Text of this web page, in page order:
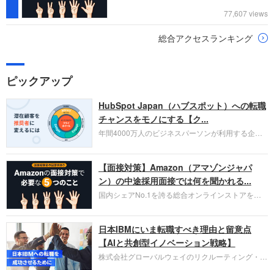
77,607 views
総合アクセスランキング
ピックアップ
HubSpot Japan（ハブスポット）への転職
チャンスをモノにする【ク...
年間4000万人のビジネスパーソンが利用する企業
お勧めするイチオシ企業をご紹介します。今回はク
ラウド型CRMプラットフォームを提供する
HubSpot Japan（ハブスポット・ジャパン）株式会
社です。採用面接対策の企業研究にご活用くださ
い。
【面接対策】Amazon（アマゾンジャパ
ン）の中途採用面接では何を聞かれる...
国内シェアNo.1を誇る総合オンラインストアを運
圧倒的な存在感を持つAmazon。中途採用面接では
過去の具体的な業務成果やリーダーシップの発揮、
失敗からの学びが重視され、人間性やカルチャーフ
ィットも評価対象となり、長期的に成長できる仲間
であるかを多角的に審査されます。
日本IBMにいま転職すべき理由と留意点
【AIと共創型イノベーション戦略】
株式会社グローバルウェイのリクルーティング・パ